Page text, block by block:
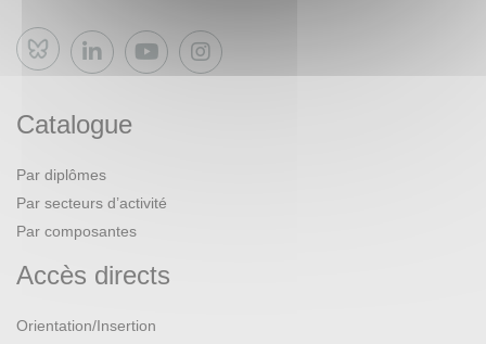
Bluesky
Catalogue
Par diplômes
Par secteurs d’activité
Par composantes
Accès directs
Orientation/Insertion